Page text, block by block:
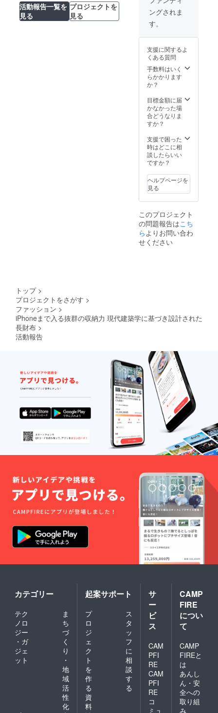
活動報告一覧を
見る
プロジェクトを
見る
ングされま
す。
支援に関するよ
くある質問
手数料はいく
らかかります
か？
目標金額に届
かなかった場
合どうなりま
すか？
支援で困った
時はどこに相
談したらいい
ですか？
ヘルプページを
見る
このプロジェクト
の問題報告はこち
ら よりお問い合わ
せください
トップ >
プロジェクトをさがす >
ファッション >
iPhoneまで入る抜群の収納力 現代建築学に基づき設計された
長財布 >
活動報告
カテゴリー
テク
ノロ
ジー
・ガ
ジェ
ット
ま
ち
づ
く
り
・
地
域
活
性
化
起案サポート
プ
ロ
ジ
ェ
ク
ト
を
作
る
ス
タ
ッ
フ
に
相
談
す
る
資
料
サ
ー
ビ
ス
CAM
PFI
RE
CAM
PFI
RE
コ
ミュ
CAMP
FIRE
につい
て
CAMP
FIREと
は
あんし
ん・安
全への
取り組
み